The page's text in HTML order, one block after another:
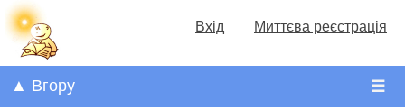
Вхід Миттєва реєстрація
☰
▲ Вгору